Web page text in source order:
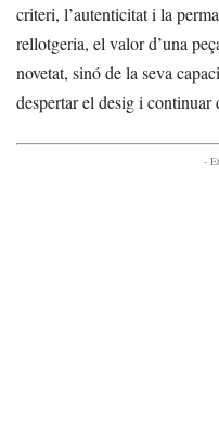
criteri, l’autenticitat i la
rellotgeria, el valor d’una
novetat, sinó de la seva
despertar el desig i continuar
-